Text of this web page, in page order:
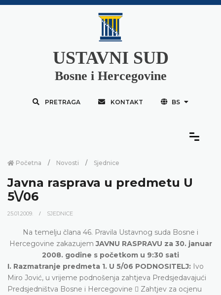
USTAVNI SUD
Bosne i Hercegovine
PRETRAGA KONTAKT BS
Početna Novosti Sjednice
Javna rasprava u predmetu U
5\/06
25.01.2009. SJEDNICE
Na temelju člana 46. Pravila Ustavnog suda Bosne i
Hercegovine zakazujemJAVNU RASPRAVU za 30. januar
2008. godine s početkom u 9:30 sati
I. Razmatranje predmeta 1. U 5/06 PODNOSITELJ: Ivo
Miro Jović, u vrijeme podnošenja zahtjeva Predsjedavajući
Predsjedništva Bosne i Hercegovine  Zahtjev za ocjenu